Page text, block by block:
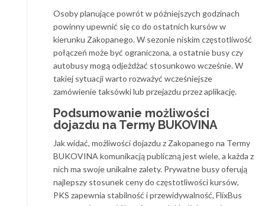
Osoby planujące powrót w późniejszych godzinach
powinny upewnić się co do ostatnich kursów w
kierunku Zakopanego. W sezonie niskim częstotliwość
połączeń może być ograniczona, a ostatnie busy czy
autobusy mogą odjeżdżać stosunkowo wcześnie. W
takiej sytuacji warto rozważyć wcześniejsze
zamówienie taksówki lub przejazdu przez aplikację.
Podsumowanie możliwości
dojazdu na Termy BUKOVINA
Jak widać, możliwości dojazdu z Zakopanego na Termy
BUKOVINA komunikacją publiczną jest wiele, a każda z
nich ma swoje unikalne zalety. Prywatne busy oferują
najlepszy stosunek ceny do częstotliwości kursów,
PKS zapewnia stabilność i przewidywalność, FlixBus